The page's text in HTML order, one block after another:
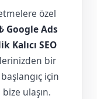
özel
Google Ads
Kalıcı SEO
bir
için
ulaşın.